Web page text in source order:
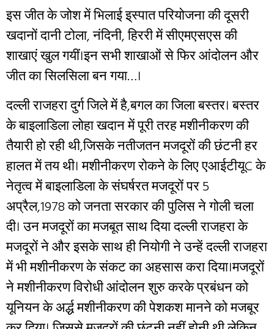
इस जीत के जोश में भिलाई इ्स्पात परियोजना की दूसरी
खदानों दानी टोला, नंदिनी, हिररी में सीएमएसएस की
शाखाएं खुल गयीं।इन सभी शाखाओं से फिर आंदोलन और
जीत का सिलसिला बन गया…।
दल्ली राजहरा दुर्ग जिले में है,बगल का जिला बस्तर। बस्तर
के बाइलाडिला लोहा खदान में पूरी तरह मशीनीकरण की
तैयारी हो रही थी,जिसके नतीजतन मजदूरों की छंटनी हर
हालत में तय थी। मशीनीकरण रोकने के लिए एआईटीयूC के
नेतृत्व में बाइलाडिला के संघर्षरत मजदूरों पर 5
अप्रैल,1978 को जनता सरकार की पुलिस ने गोली चला
दी। उन मजदूरों का मजबूत साथ दिया दल्ली राजहरा के
मजदूरों ने और इसके साथ ही नियोगी ने उन्हें दल्ली राजहरा
में भी मशीनीकरण के संकट का अहसास करा दिया।मजदूरों
ने मशीनीकरण विरोधी आंदोलन शुरु करके प्रबंधन को
यूनियन के अर्द्ध मशीनीकरण की पेशकश मानने को मजबूर